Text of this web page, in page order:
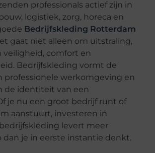
professionals actief zijn in
logistiek, zorg, horeca en
Bedrijfskleding Rotterdam
gaat niet alleen om uitstraling,
veiligheid, comfort en
Bedrijfskleding vormt de
professionele werkomgeving en
de identiteit van een
je nu een groot bedrijf runt of
aanstuurt, investeren in
levert meer
dan je in eerste instantie denkt.